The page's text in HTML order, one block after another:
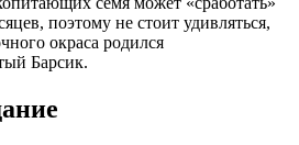
поэтому не стоит удивляться,
окраса родился
Барсик.